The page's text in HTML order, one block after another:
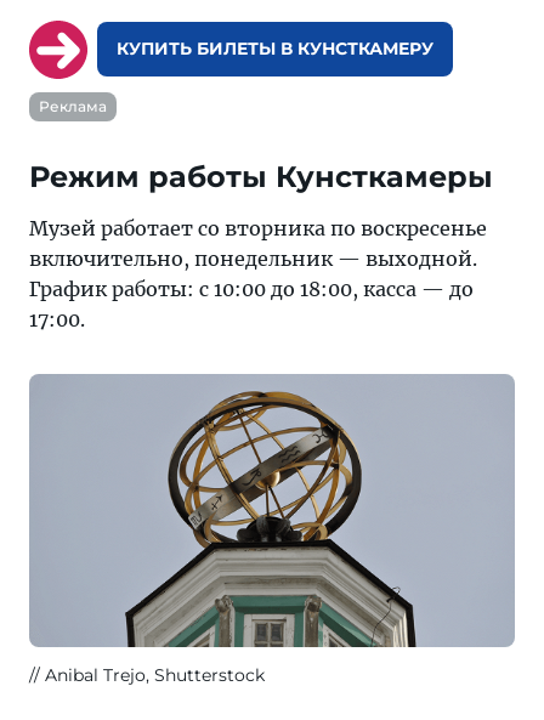
КУПИТЬ БИЛЕТЫ В КУНСТКАМЕРУ
Реклама
Режим работы Кунсткамеры
Музей работает со вторника по воскресенье
включительно, понедельник — выходной.
График работы: с 10:00 до 18:00, касса — до
17:00.
Anibal Trejo, Shutterstock